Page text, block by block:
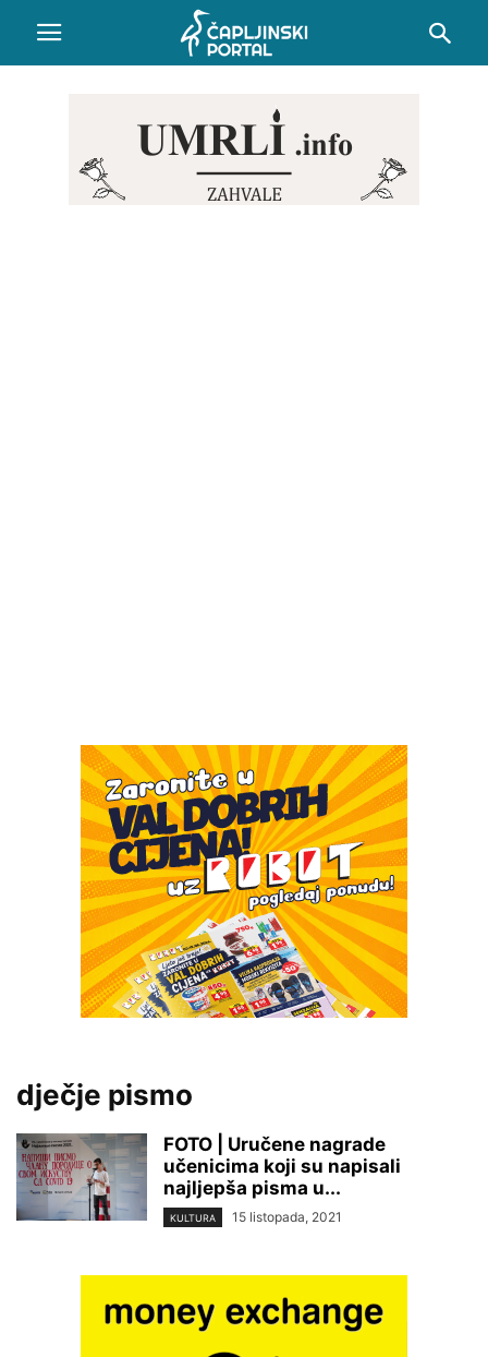
dječje pismo
FOTO | Uručene nagrade
učenicima koji su napisali
najljepša pisma u...
KULTURA 15 listopada, 2021